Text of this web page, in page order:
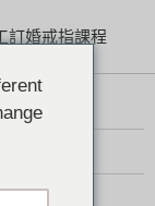
訂婚戒指課程